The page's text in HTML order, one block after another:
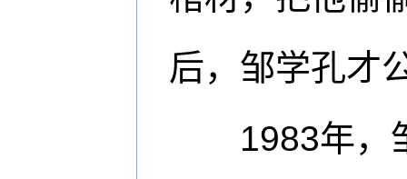
后，邹学孔才
1983年，邹